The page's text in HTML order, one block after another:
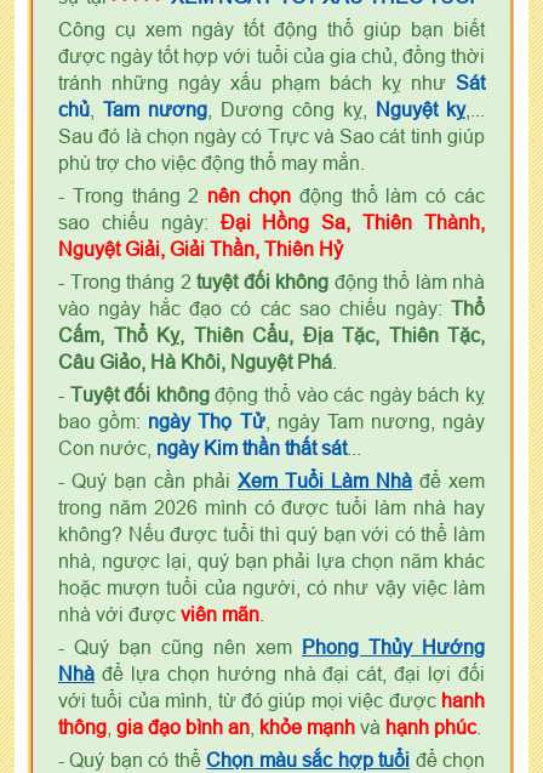
Công cụ xem ngày tốt động thổ giúp bạn biết
được ngày tốt hợp với tuổi của gia chủ, đồng thời
tránh những ngày xấu phạm bách kỵ như Sát
chủ
Tam nương , Dương công kỵ, Nguyệt kỵ,...
Sau đó là chọn ngày có Trực và Sao cát tinh giúp
phù trợ cho việc động thổ may mắn.
- Trong tháng 2 nên chọn động thổ làm có các
sao chiếu ngày: Đại Hồng Sa, Thiên Thành,
Nguyệt Giải, Giải Thần, Thiên Hỷ
- Trong tháng 2 tuyệt đối không động thổ làm nhà
vào ngày hắc đạo có các sao chiếu ngày: Thổ
Cấm, Thổ Kỵ, Thiên Cẩu, Địa Tặc, Thiên Tặc,
Câu Giảo, Hà Khôi, Nguyệt Phá
- Tuyệt đối khôngđộng thổ vào các ngày bách kỵ
bao gồm: ngày Thọ Tử, ngày Tam nương, ngày
Con nước, ngày Kim thần thất sát...
- Quý bạn cần phải Xem Tuổi Làm Nhà để xem
trong năm 2026 mình có được tuổi làm nhà hay
không? Nếu được tuổi thì quý bạn với có thể làm
nhà, ngược lại, quý bạn phải lựa chọn năm khác
hoặc mượn tuổi của người, có như vậy việc làm
nhà với được viên mãn
- Quý bạn cũng nên xem Phong Thủy Hướng
Nhà để lựa chọn hướng nhà đại cát, đại lợi đối
với tuổi của mình, từ đó giúp mọi việc được hanh
thông gia đạo bình an khỏe mạnh và hạnh phúc.
- Quý bạn có thểChọn màu sắc hợp tuổi để chọn